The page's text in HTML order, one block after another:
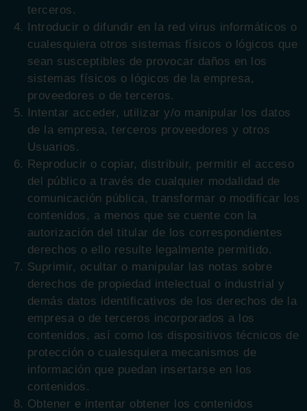
terceros.
Introducir o difundir en la red virus informáticos o
cualesquiera otros sistemas físicos o lógicos que
sean susceptibles de provocar daños en los
sistemas físicos o lógicos de la empresa,
proveedores o de terceros.
Intentar acceder, utilizar y/o manipular los datos
de la empresa, terceros proveedores y otros
Usuarios.
Reproducir o copiar, distribuir, permitir el acceso
del público a través de cualquier modalidad de
comunicación pública, transformar o modificar los
contenidos, a menos que se cuente con la
autorización del titular de los correspondientes
derechos o ello resulte legalmente permitido.
Suprimir, ocultar o manipular las notas sobre
derechos de propiedad intelectual o industrial y
demás datos identificativos de los derechos de la
empresa o de terceros incorporados a los
contenidos, así como los dispositivos técnicos de
protección o cualesquiera mecanismos de
información que puedan insertarse en los
contenidos.
Obtener e intentar obtener los contenidos